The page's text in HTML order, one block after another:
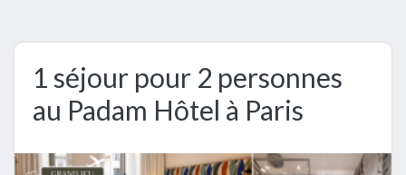
1 séjour pour 2 personnes
au Padam Hôtel à Paris